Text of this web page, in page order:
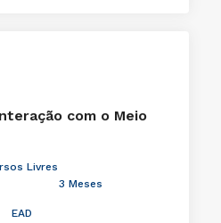
com o Meio
Livres
3 Meses
EAD